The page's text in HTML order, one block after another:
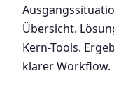
Übersicht.
Kern-Tools.
klarer Workflow.